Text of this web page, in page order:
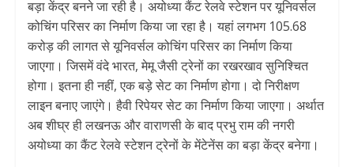
बड़ा केंद्र बनने जा रही है। अयोध्या कैंट रेलवे स्टेशन पर यूनिवर्सल
कोचिंग परिसर का निर्माण किया जा रहा है। यहां लगभग 105.68
करोड़ की लागत से यूनिवर्सल कोचिंग परिसर का निर्माण किया
जाएगा। जिसमें वंदे भारत, मेमू जैसी ट्रेनों का रखरखाव सुनिश्चित
होगा। इतना ही नहीं, एक बड़े सेट का निर्माण होगा।‌ दो निरीक्षण
लाइन बनाए जाएंगे। हैवी रिपेयर सेट का निर्माण किया जाएगा। अर्थात
अब शीघ्र ही लखनऊ और वाराणसी के बाद प्रभु राम की नगरी
अयोध्या का कैंट रेलवे स्टेशन ट्रेनों के मेंटेनेंस का बड़ा केंद्र बनेगा।